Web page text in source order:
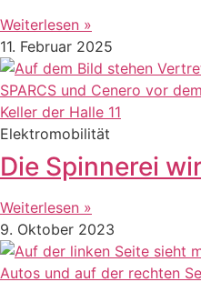
Weiterlesen »
11. Februar 2025
Elektromobilität
Die Spinnerei
Weiterlesen »
9. Oktober 2023